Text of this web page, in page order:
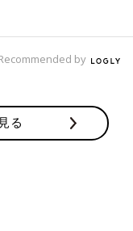
by
る